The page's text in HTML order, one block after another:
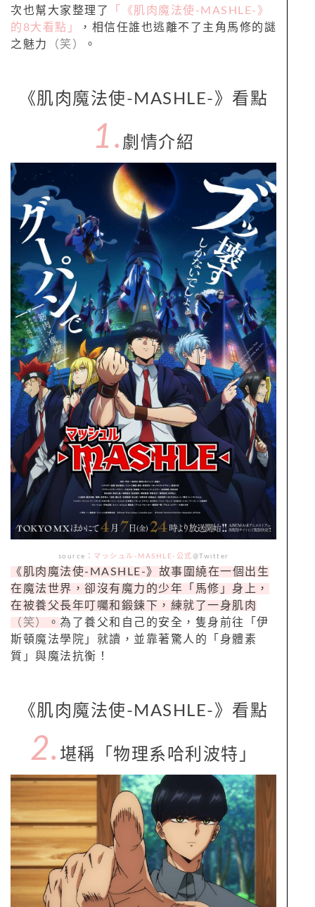
次也幫大家整理了
「《肌肉魔法使-MASHLE-》
的8大看點」
，相信任誰也逃離不了主角馬修的謎
之魅力
（笑） 。
《肌肉魔法使-MASHLE-》看點
1. 劇情介紹
source： マッシュル-MASHLE-公式 @Twitter
《肌肉魔法使-MASHLE-》故事圍繞在一個出生
在魔法世界，卻沒有魔力的少年「馬修」身上，
在被養父長年叮囑和鍛鍊下，練就了一身肌肉
（笑）
。 為了養父和自己的安全，隻身前往「伊
斯頓魔法學院」就讀，並靠著驚人的「身體素
質」與魔法抗衡！
《肌肉魔法使-MASHLE-》看點
2. 堪稱「物理系哈利波特」